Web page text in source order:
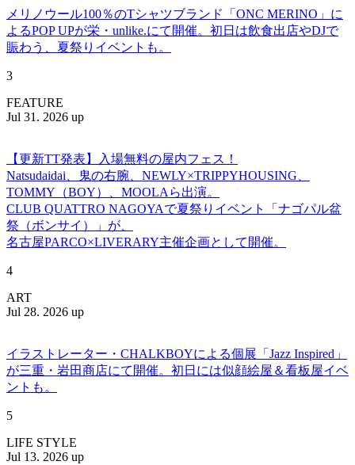
メリノウール100％のTシャツブランド「ONC MERINO」に
よるPOP UPが栄・unlike.にて開催。初日は飲食出店やDJで
賑わう、夏祭りイベントも。
3
FEATURE
Jul 31. 2026 up
【更新TT発表】入場無料の屋内フェス！
Natsudaidai、鬼の右腕、NEWLY×TRIPPYHOUSING、
TOMMY（BOY）、MOOLAら出演。
CLUB QUATTRO NAGOYAで夏祭りイベント「ナゴパル盆
祭（ボンサイ）」が、
名古屋PARCO×LIVERARY主催企画として開催。
4
ART
Jul 28. 2026 up
イラストレーター・CHALKBOYによる個展「Jazz Inspired」
が三重・岩田商店にて開催。初日には似顔絵屋＆看板屋イベ
ントも。
5
LIFE STYLE
Jul 13. 2026 up